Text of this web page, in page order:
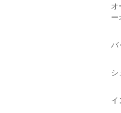
オ
ー
バ
シ
イ